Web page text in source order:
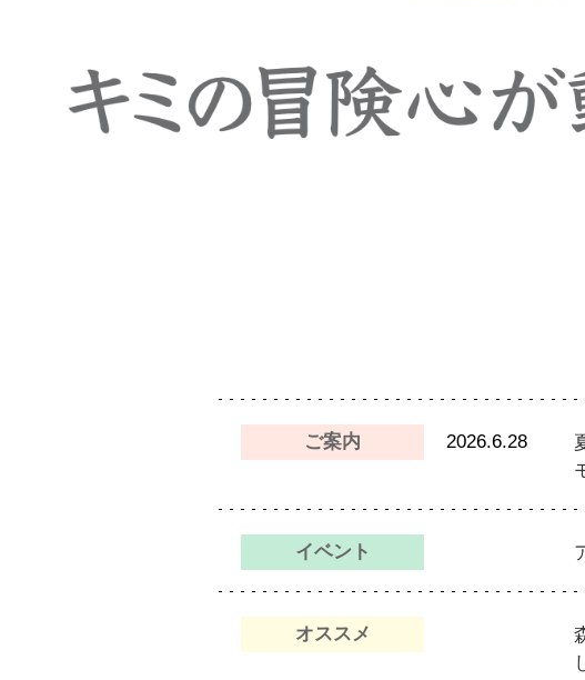
大人も楽しめるレーシングカート 森の
もてぎロードレース もてぎショー
ご案内 2026.6.28
イベント
オススメ